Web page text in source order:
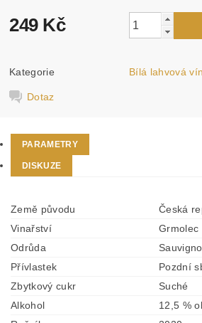
249 Kč
Kategorie Bílá lahvová
Dotaz
PARAMETRY
DISKUZE
Země původu
Česká
Vinařství
Grmolec
Odrůda
Přívlastek
Pozdní
Zbytkový cukr
Suché
Alkohol
12,5 %